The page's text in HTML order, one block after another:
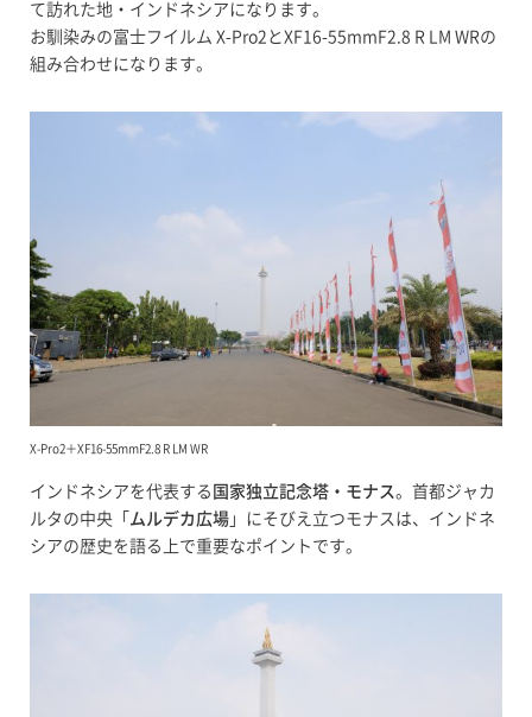
て訪れた地・インドネシアになります。
お馴染みの富士フイルム X-Pro2とXF16-55mmF2.8 R LM WRの
組み合わせになります。
X-Pro2＋XF16-55mmF2.8 R LM WR
インドネシアを代表する 国家独立記念塔・モナス。首都ジャカ
ルタの中央「 ムルデカ広場 」にそびえ立つモナスは、インドネ
シアの歴史を語る上で重要なポイントです。